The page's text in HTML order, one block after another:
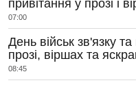
привітання у прозі і
07:00
День військ зв'язку
прозі, віршах та
08:45